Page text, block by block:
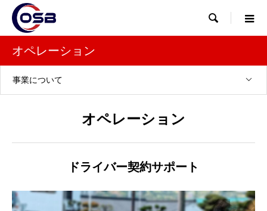

オペレーション
事業について
オペレーション
ドライバー契約サポート